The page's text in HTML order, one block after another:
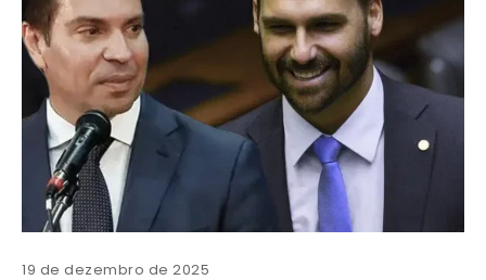
19 de dezembro de 2025